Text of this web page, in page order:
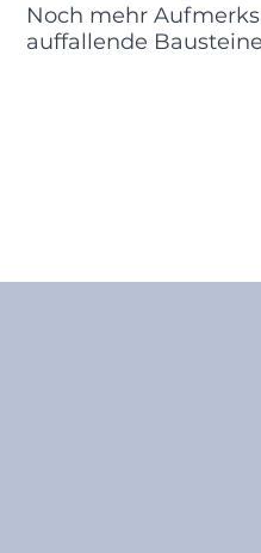
Noch mehr
auffallende